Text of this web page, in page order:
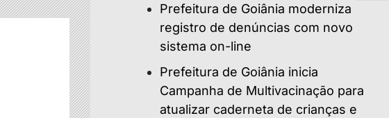
Prefeitura de Goiânia moderniza
registro de denúncias com novo
sistema on-line
Prefeitura de Goiânia inicia
Campanha de Multivacinação para
atualizar caderneta de crianças e